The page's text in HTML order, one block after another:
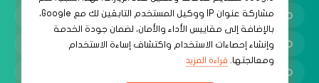
سياسة الخصوصية
شروط الإستخدام
مشاركة عنوان IP ووكيل المستخدم التابعَين لك مع Google،
بالإضافة إلى مقاييس الأداء والأمان، لضمان جودة الخدمة
وإنشاء إحصاءات الاستخدام واكتشاف إساءة الاستخدام
ومعالجتها. قراءة المزيد